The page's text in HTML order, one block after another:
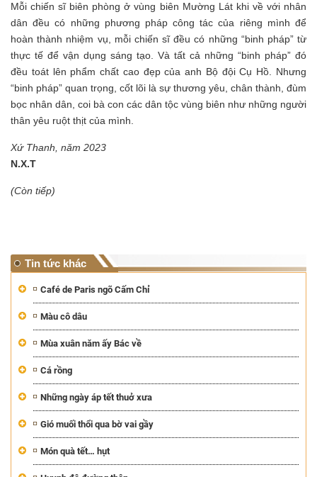
Mỗi chiến sĩ biên phòng ở vùng biên Mường Lát khi về với nhân
dân đều có những phương pháp công tác của riêng mình để
hoàn thành nhiệm vụ, mỗi chiến sĩ đều có những “binh pháp” từ
thực tế để vận dụng sáng tạo. Và tất cả những “binh pháp” đó
đều toát lên phẩm chất cao đẹp của anh Bộ đội Cụ Hồ. Nhưng
“binh pháp” quan trọng, cốt lõi là sự thương yêu, chân thành, đùm
bọc nhân dân, coi bà con các dân tộc vùng biên như những người
thân yêu ruột thịt của mình.
Xứ Thanh, năm 2023
N.X.T
(Còn tiếp)
Tin tức khác
Café de Paris ngõ Cấm Chỉ
Màu cô dâu
Mùa xuân năm ấy Bác về
Cá rồng
Những ngày áp tết thuở xưa
Gió muối thổi qua bờ vai gầy
Món quà tết… hụt